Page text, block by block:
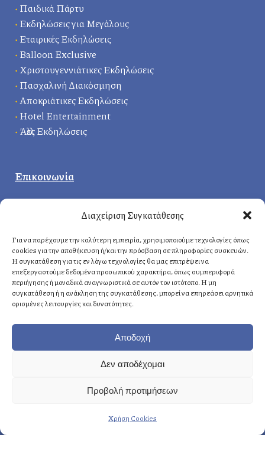
Διαχείριση Συγκατάθεσης
Για να παρέχουμε την καλύτερη εμπειρία, χρησιμοποιούμε τεχνολογίες όπως
cookies για την αποθήκευση ή/και την πρόσβαση σε πληροφορίες συσκευών.
Η συγκατάθεση για τις εν λόγω τεχνολογίες θα μας επιτρέψει να
επεξεργαστούμε δεδομένα προσωπικού χαρακτήρα, όπως συμπεριφορά
περιήγησης ή μοναδικά αναγνωριστικά σε αυτόν τον ιστότοπο. Η μη
συγκατάθεση ή η ανάκληση της συγκατάθεσης, μπορεί να επηρεάσει αρνητικά
ορισμένες λειτουργίες και δυνατότητες.
Αποδοχή
Δεν αποδέχομαι
Προβολή προτιμήσεων
Χρήση Cookies
• Παιδικά Πάρτυ
• Εκδηλώσεις για Μεγάλους
• Εταιρικές Εκδηλώσεις
• Balloon Exclusive
• Χριστουγεννιάτικες Εκδηλώσεις
• Πασχαλινή Διακόσμηση
•Αποκριάτικες Εκδηλώσεις
• Hotel Entertainment
• Άλλες Εκδηλώσεις
Επικοινωνία
Δερβενακίων 1, 14121 Ηράκλειο
Αττική, Ελλάδα
Αθήνα: +30 210 8814876
Κρήτη: +30 2810 258703
: info@fasoulides.gr
→ Προετοιμασία & οργάνωση